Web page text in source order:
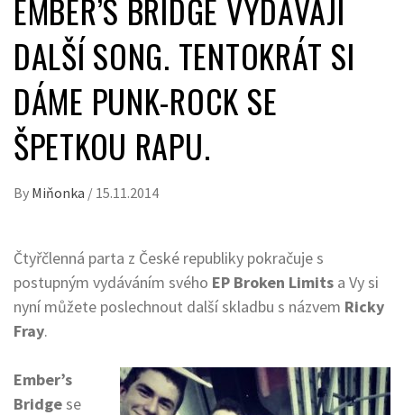
EMBER’S BRIDGE VYDÁVAJÍ
DALŠÍ SONG. TENTOKRÁT SI
DÁME PUNK-ROCK SE
ŠPETKOU RAPU.
By Miňonka / 15.11.2014
Čtyřčlenná parta z České republiky pokračuje s
postupným vydáváním svého EP Broken Limits a Vy si
nyní můžete poslechnout další skladbu s názvem Ricky
Fray.
Ember’s
Bridgese